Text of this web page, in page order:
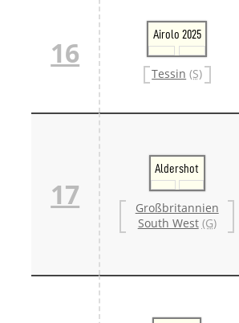
16
Airolo 2025
Tessin (S)
17
Aldershot
Großbritannien
South West (G)